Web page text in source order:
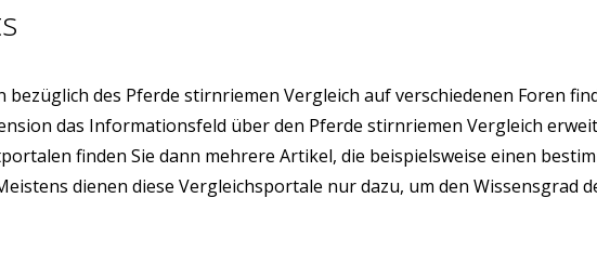
des Pferde stirnriemen Vergleich auf verschiedenen Foren
das Informationsfeld über den Pferde stirnriemen Vergleich
finden Sie dann mehrere Artikel, die beispielsweise einen
dienen diese Vergleichsportale nur dazu, um den Wissensgrad